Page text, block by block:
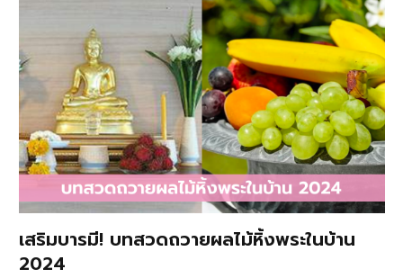
เสริมบารมี! บทสวดถวายผลไม้หิ้งพระในบ้าน
2024